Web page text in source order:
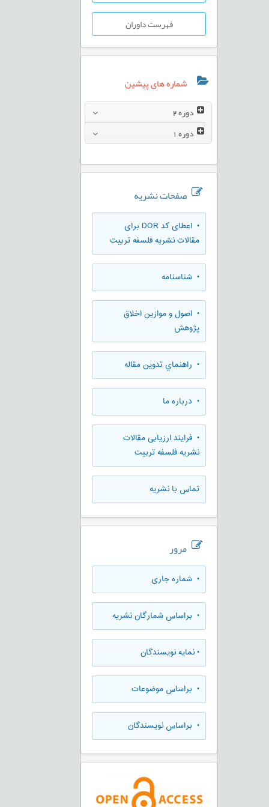
فهرست داوران
شماره های پیشین
دوره
دوره
صفحات نشریه
• اعطای کد DOR برای
مقالات نشریه فلسفه تربیت
• شناسنامه
• اصول و موازین اخلاق
پژوهش
• راهنماي تدوين مقاله
• درباره ما
• فرایند ارزیابی مقالات
نشریه فلسفه تربیت
تماس با نشریه
مرور
• شماره جاری
• براساس شمارگان نشریه
•نمایه نویسندگان
• براساس موضوعات
• براساس نویسندگان